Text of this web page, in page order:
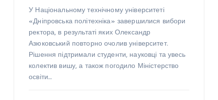
У Національному технічному університеті
«Дніпровська політехніка» завершилися вибори
ректора, в результаті яких Олександр
Азюковський повторно очолив університет.
Рішення підтримали студенти, науковці та увесь
колектив вишу, а також погодило Міністерство
освіти…